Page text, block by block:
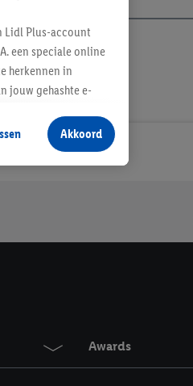
Awards
Lidl Plus-account
een speciale online
herkennen in
jouw gehashte e-
producten waarin je
te plaatsen
jouw gehashte e-
kunnen worden
vergelijkbare
Meer informatie,
Akkoord